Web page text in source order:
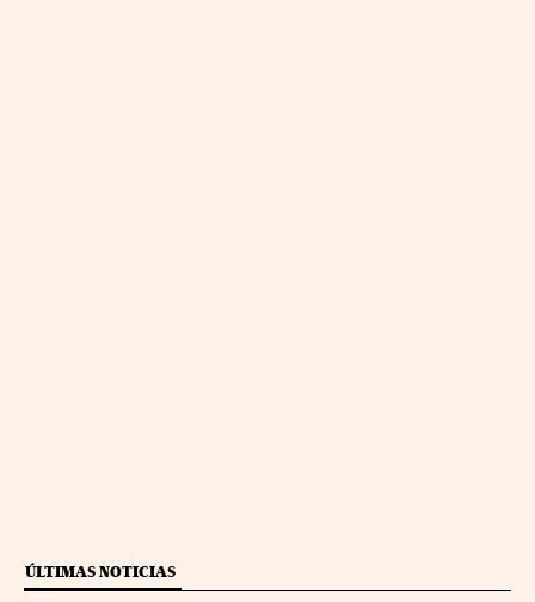
ÚLTIMAS NOTICIAS